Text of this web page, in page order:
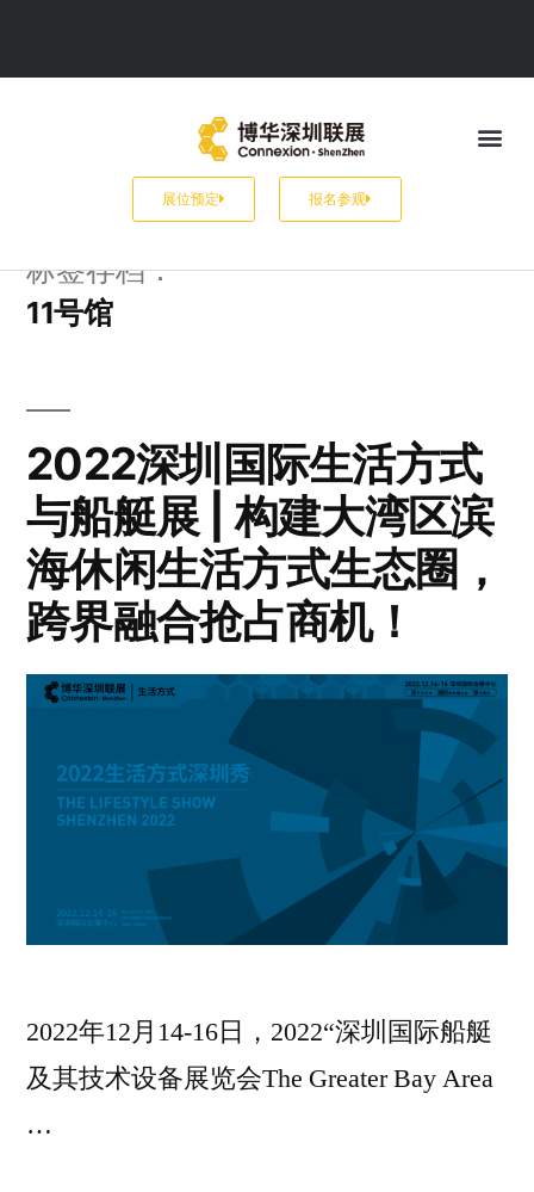
展位预定 报名参观
标签存档：
11号馆
2022深圳国际生活方式
与船艇展 | 构建大湾区滨
海休闲生活方式生态圈，
跨界融合抢占商机！
2022年12月14-16日，2022“深圳国际船艇
及其技术设备展览会The Greater Bay Area
…